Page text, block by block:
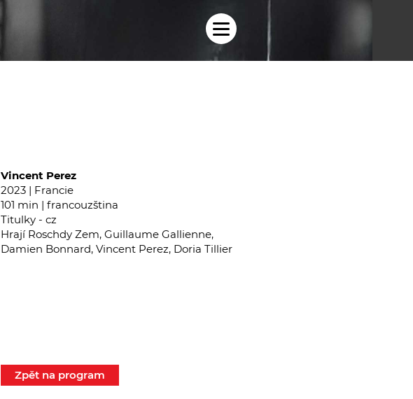
Vincent Perez
2023 | Francie
101 min | francouzština
Titulky - cz
Hrají Roschdy Zem, Guillaume Gallienne,
Damien Bonnard, Vincent Perez, Doria Tillier
Zpět na program